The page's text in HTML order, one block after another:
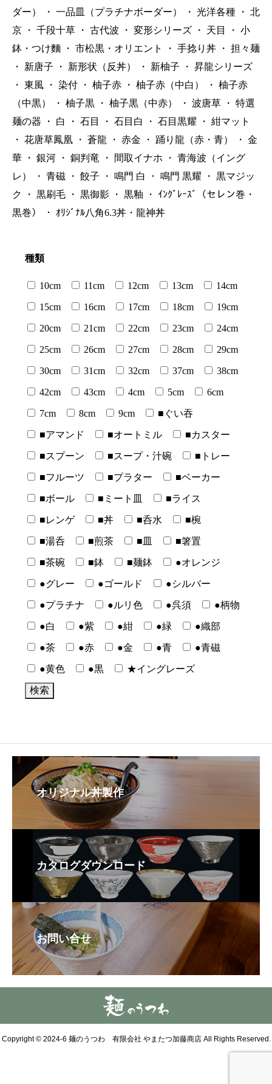
ダー）
・ 一品皿（プラチナボーダー） ・ 光洋各種 ・ 北
京
・ 千段十草 ・ 古代波 ・ 変形シリーズ ・ 天目 ・ 小
鉢・つけ麵
・ 市松黒・オリエント ・ 手捻り丼 ・ 担々麺
・
新唐子 ・ 新形状（反丼） ・ 新柚子 ・ 昇龍シリーズ
・ 東風 ・ 染付 ・ 柚子赤 ・ 柚子赤（中白） ・ 柚子赤
（中黒）
・ 柚子黒 ・ 柚子黒（中赤） ・ 波唐草 ・ 特選
麺の器
・ 白 ・ 石目 ・ 石目白 ・ 石目黒耀 ・ 紺マット
・ 花唐草鳳凰 ・ 蒼龍 ・ 赤金 ・ 踊り龍（赤・青） ・ 金
華
・ 銀河 ・ 銅判竜 ・ 間取イナホ ・ 青海波（イング
レ）
・ 青磁 ・ 餃子 ・ 鳴門 白 ・ 鳴門 黒耀 ・ 黒マジッ
ク
・ 黒刷毛 ・ 黒御影 ・ 黒釉 ・
ｲﾝｸﾞﾚｰｽﾞ（セレン巻・
黒巻）
・ ｵﾘｼﾞﾅﾙ八角6.3丼・龍神丼
種類
10cm 11cm 12cm 13cm 14cm
15cm 16cm 17cm 18cm 19cm
20cm 21cm 22cm 23cm 24cm
25cm 26cm 27cm 28cm 29cm
30cm 31cm 32cm 37cm 38cm
42cm 43cm 4cm 5cm 6cm
7cm 8cm 9cm ■ぐい吞
■アマンド ■オートミル ■カスター
■スプーン ■スープ・汁碗 ■トレー
■フルーツ ■プラター ■ベーカー
■ボール ■ミート皿 ■ライス
■レンゲ ■丼 ■呑水 ■椀
■湯呑 ■煎茶 ■皿 ■箸置
■茶碗 ■鉢 ■麺鉢 ●オレンジ
●グレー ●ゴールド ●シルバー
●プラチナ ●ルリ色 ●呉須 ●柄物
●白 ●紫 ●紺 ●緑 ●織部
●茶 ●赤 ●金 ●青 ●青磁
●黄色 ●黒 ★イングレーズ
オリジナル丼製作
カタログダウンロード
お問い合せ
Copyright © 2024-6 麺のうつわ 有限会社 やまたつ加藤商店 All Rights Reserved.